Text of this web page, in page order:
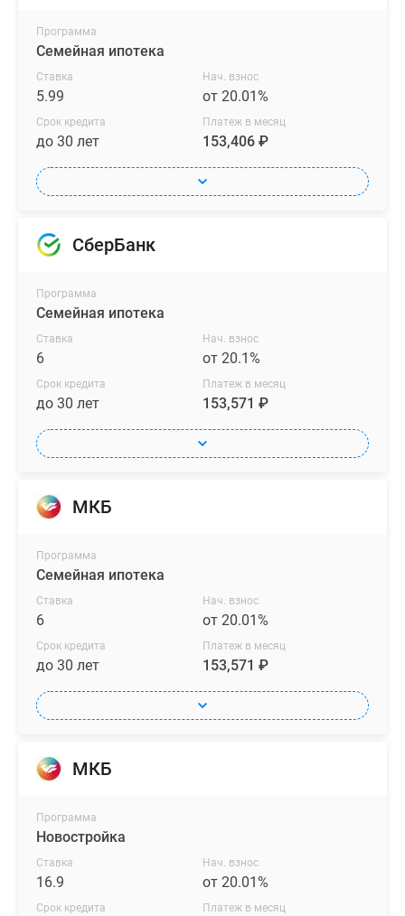
Программа
Семейная ипотека
Ставка
5.99
Нач. взнос
от 20.01%
Срок кредита
до 30 лет
Платеж в месяц
153,406 ₽
СберБанк
Программа
Семейная ипотека
Ставка
6
Нач. взнос
от 20.1%
Срок кредита
до 30 лет
Платеж в месяц
153,571 ₽
МКБ
Программа
Семейная ипотека
Ставка
6
Нач. взнос
от 20.01%
Срок кредита
до 30 лет
Платеж в месяц
153,571 ₽
МКБ
Программа
Новостройка
Ставка
16.9
Нач. взнос
от 20.01%
Срок кредита Платеж в месяц